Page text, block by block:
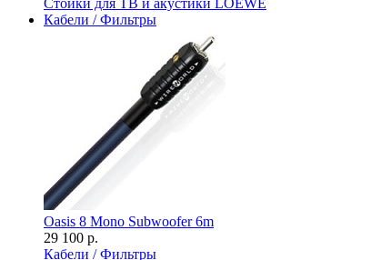
Стойки для ТВ и акустики LOEWE
Кабели / Фильтры
Oasis 8 Mono Subwoofer 6m
29 100 р.
Кабели / Фильтры